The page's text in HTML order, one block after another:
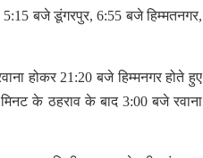
बजे डूंगरपुर, 6:55 बजे हिम्मतनगर,
होकर 21:20 बजे हिम्मनगर होते हुए
के ठहराव के बाद 3:00 बजे रवाना